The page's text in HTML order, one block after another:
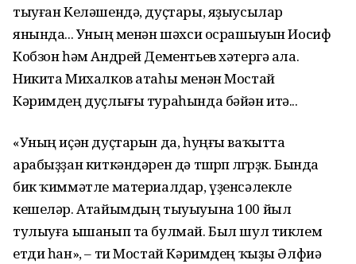
тыуған Келәшендә, дуҫтары, яҙыусылар
янында... Уның менән шәхси осрашыуын Иосиф
Кобзон һәм Андрей Дементьев хәтергә ала.
Никита Михалков атаһы менән Мостай
Кәримдең дуҫлығы тураһында бәйән итә...
«Уның иҫән дуҫтарын да, һуңғы ваҡытта
арабыҙҙан киткәндәрен дә төшөрөп өлгөрҙөк. Бында
бик ҡиммәтле материалдар, үҙенсәлекле
кешеләр. Атайымдың тыуыуына 100 йыл
тулыуға ышанып та булмай. Был шул тиклем
етди һан», – ти Мостай Кәримдең ҡыҙы Әлфиә